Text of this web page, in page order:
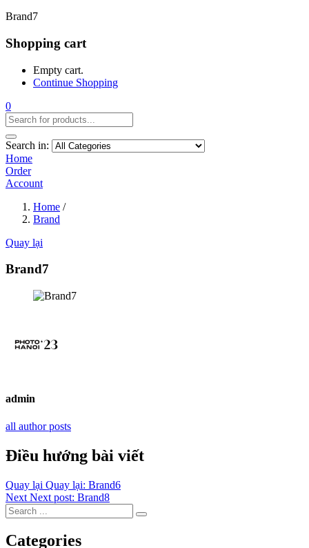
Brand7
Shopping cart
Empty cart.
Continue Shopping
0
Search in:
Home
Order
Account
Home /
Brand
Quay lại
Brand7
admin
all author posts
Điều hướng bài viết
Quay lại Quay lại: Brand6
Next Next post: Brand8
Categories